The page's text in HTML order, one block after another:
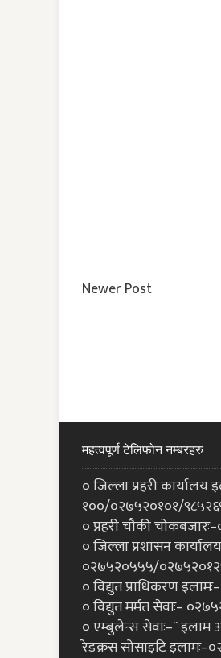
Newer Post
महत्वपूर्ण टेलिफोन नम्बरहरु
० जिल्ला प्रहरी कार्यालय
१००/०२७५२०१०१/
० प्रहरी चौकी
० जिल्ला प्रशासन
०२७५२०५५५/
० विद्युत प्राधिकरण
० विद्युत मर्मत सेवाः–
० एम्बुलेन्स सेवाः–¨
रेडक्रस सोसाइटि